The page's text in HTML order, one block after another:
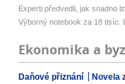
Experti předvedli, jak snadno
Výborný notebook za 18 tisíc.
Ekonomika a
Daňové přiznání Novela